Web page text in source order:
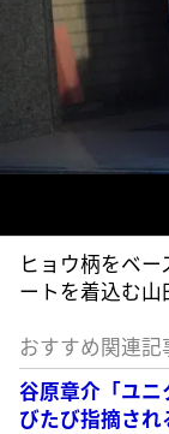
ヒョウ柄をベ
ートを着込む山
おすすめ関連記
谷原章介「ユ
びたび指摘さ